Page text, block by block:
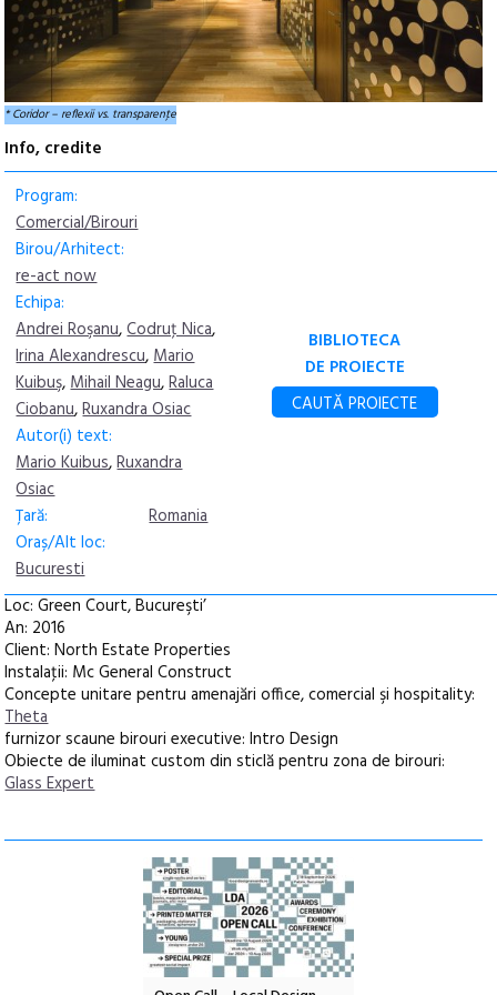
* Coridor – reflexii vs. transparenţe
Info, credite
Program:
Comercial/Birouri
Birou/Arhitect:
re-act now
Echipa:
Andrei Roşanu,Codruţ Nica,
Irina Alexandrescu,Mario
Kuibuş,Mihail Neagu,Raluca
Ciobanu,Ruxandra Osiac
Autor(i) text:
Mario Kuibus,Ruxandra
Osiac
Țară:
Romania
Oraș/Alt loc:
Bucuresti
BIBLIOTECA
DE PROIECTE
CAUTĂ PROIECTE
Loc: Green Court, Bucureşti’
An: 2016
Client: North Estate Properties
Instalaţii: Mc General Construct
Concepte unitare pentru amenajări office, comercial şi hospitality:
Theta
furnizor scaune birouri executive: Intro Design
Obiecte de iluminat custom din sticlă pentru zona de birouri:
Glass Expert